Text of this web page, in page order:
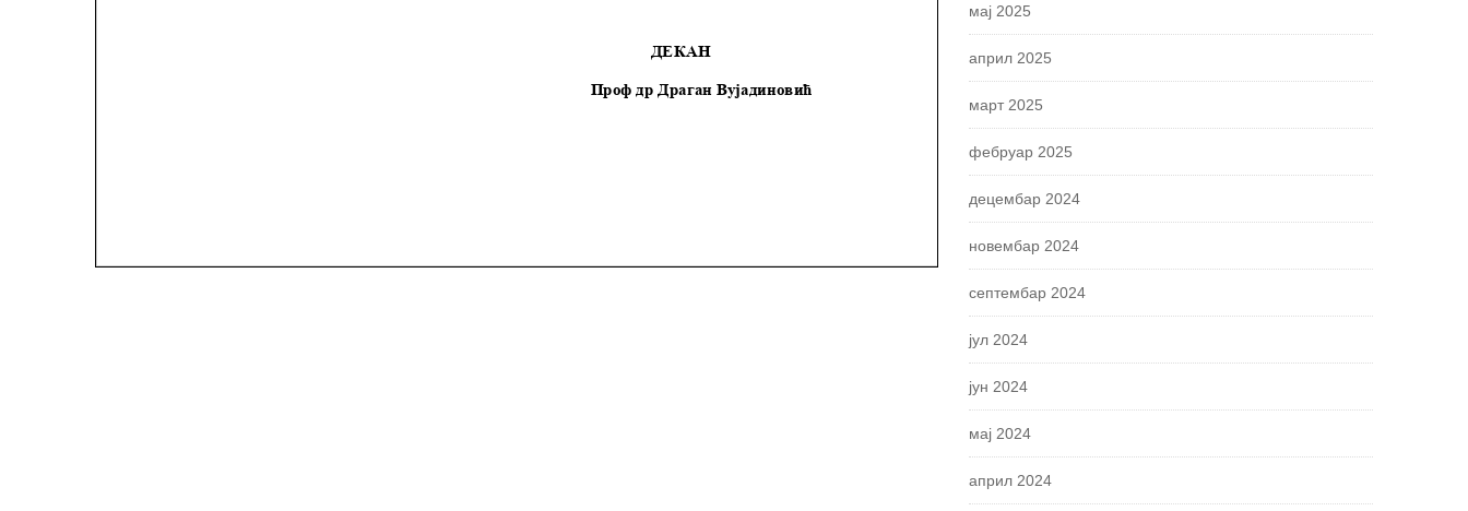
мај 2025
април 2025
март 2025
фебруар 2025
децембар 2024
новембар 2024
септембар 2024
јул 2024
јун 2024
мај 2024
април 2024